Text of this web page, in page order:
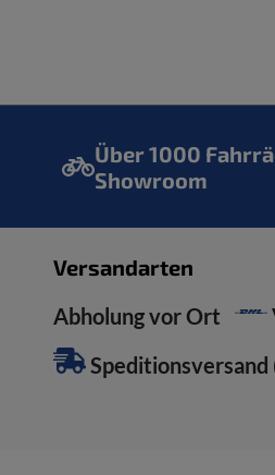
Über 1000
Showroom
Versandarten
Abholung vor Ort